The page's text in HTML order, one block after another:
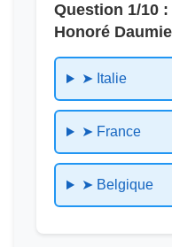
Question 1/10
Honoré
➤ Italie
➤ France
➤ Belgique